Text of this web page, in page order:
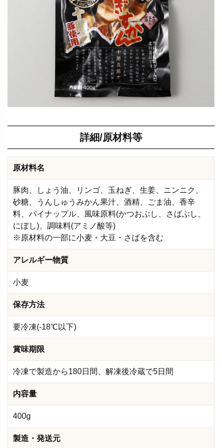
詳細/原材料等
原材料名
豚肉、しょう油、リンゴ、玉ねぎ、生姜、ニンニク、
砂糖、うんしゅうみかん果汁、酒精、ごま油、香辛
料、パイナップル、風味原料(かつおぶし、さばぶし、
にぼし)、調味料(アミノ酸等)
※原材料の一部に小麦・大豆・さばを含む
アレルギー物質
小麦
保存方法
要冷凍(-18℃以下)
賞味期限
冷凍で製造から180日間、解凍後冷蔵で5日間
内容量
400g
製造・発送元